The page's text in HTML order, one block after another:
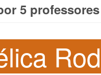
5 professores